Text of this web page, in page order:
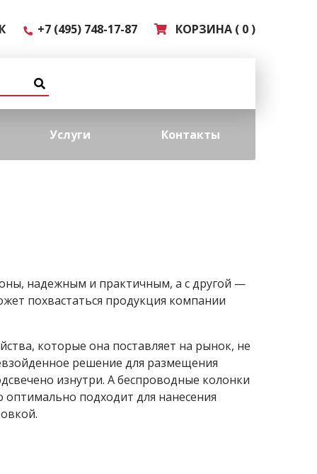
+7 (495) 748-17-87 КОРЗИНА ( 0 )
Услуги Контакты
надежным и практичным, а с другой —
похвастаться продукция компании
которые она поставляет на рынок, не
решение для размещения
изнутри. А беспроводные колонки
подходит для нанесения